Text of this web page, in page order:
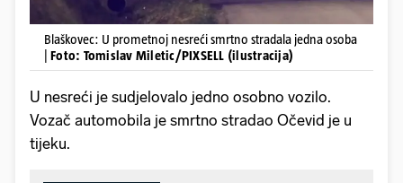
Blaškovec: U prometnoj nesreći smrtno stradala jedna osoba
Foto: Tomislav Miletic/PIXSELL (ilustracija)
U nesreći je sudjelovalo jedno osobno vozilo.
Vozač automobila je smrtno stradao Očevid je u
tijeku.